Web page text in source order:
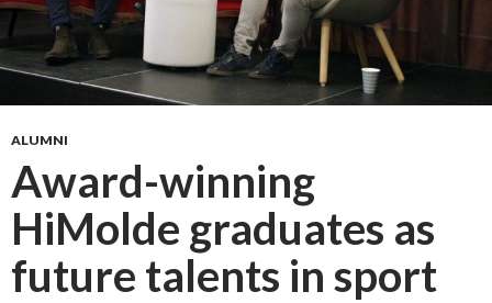
ALUMNI
Award-winning
HiMolde graduates as
future talents in sport